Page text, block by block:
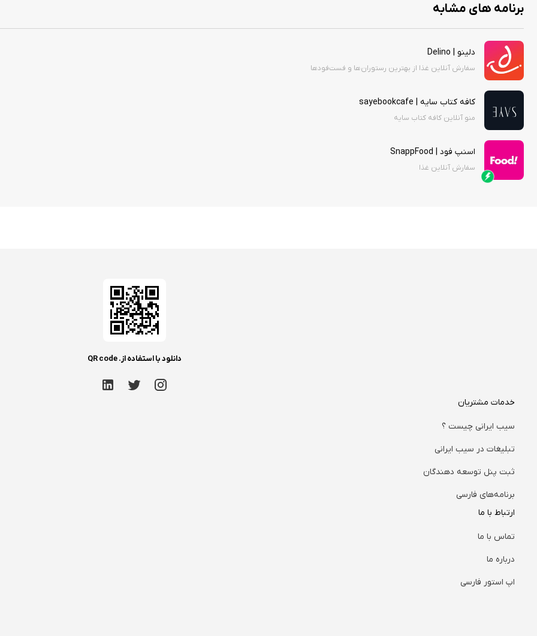
برنامه های مشابه
دلینو | Delino
سفارش آنلاین غذا از بهترین رستوران‌‌ها و فست‌فود‌‌ها
کافه کتاب سایه | sayebookcafe
منو آنلاین کافه کتاب سایه
اسنپ فود | SnappFood
سفارش آنلاین غذا
دانلود با استفاده از. QR code
خدمات مشتریان
سیب ایرانی چیست ؟
تبلیغات در سیب ایرانی
ثبت پنل توسعه دهندگان
برنامه‌های فارسی
ارتباط با ما
تماس با ما
درباره ما
اپ استور فارسی